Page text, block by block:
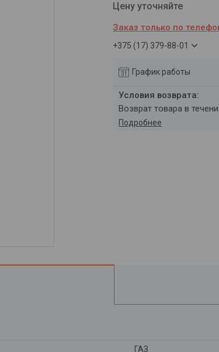
Цену уточняйте
Заказ только по
+375 (17) 379-88-01
График работы
возврат товара в
Подробнее
ГАЗ